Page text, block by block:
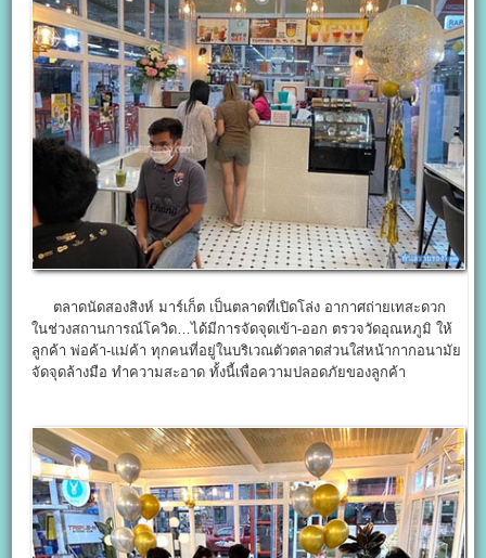
ตลาดนัดสองสิงห์ มาร์เก็ต เป็นตลาดที่เปิดโล่ง อากาศถ่ายเทสะดวก
ในช่วงสถานการณ์โควิด…ได้มีการจัดจุดเข้า-ออก ตรวจวัดอุณหภูมิ ให้
ลูกค้า พ่อค้า-แม่ค้า ทุกคนที่อยู่ในบริเวณตัวตลาดส่วนใส่หน้ากากอนามัย
จัดจุดล้างมือ ทำความสะอาด ทั้งนี้เพื่อความปลอดภัยของลูกค้า